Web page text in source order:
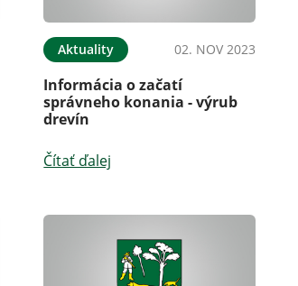
Aktuality 02. NOV 2023
Informácia o začatí
správneho konania - výrub
drevín
Čítať ďalej